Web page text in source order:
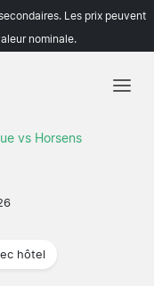
Les prix peuvent
nominale.
vs Horsens
hôtel